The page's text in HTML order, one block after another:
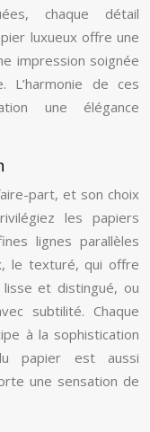
chaque détail
luxueux offre une
impression soignée
L’harmonie de ces
une élégance
part, et son choix
les papiers
lignes parallèles
le texturé, qui offre
et distingué, ou
subtilité. Chaque
à la sophistication
papier est aussi
une sensation de